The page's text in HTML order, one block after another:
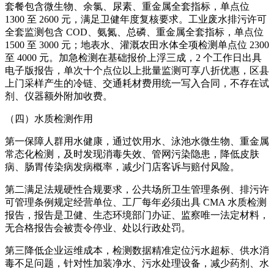
套餐包含微生物、余氯、尿素、重金属全套指标，单点位
1300 至 2600 元，满足卫健年度复核要求。工业废水排污许可
全套监测包含 COD、氨氮、总磷、重金属全套指标，单点位
1500 至 3000 元；地表水、灌溉农田水体全项检测单点位 2300
至 4000 元。加急检测在基础报价上浮三成，2 个工作日出具
电子版报告，单次十个点位以上批量监测可享八折优惠，区县
上门采样产生的冷链、交通耗材费用统一写入合同，不存在试
剂、仪器额外附加收费。
（四）水质检测作用
第一保障人群用水健康，通过饮用水、泳池水微生物、重金属
常态化检测，及时发现消毒失效、管网污染隐患，降低皮肤
病、肠胃传染病发病概率，减少门店客诉与赔付风险。
第二满足法规硬性合规要求，公共场所卫生管理条例、排污许
可管理条例规定经营单位、工厂每年必须出具 CMA 水质检测
报告，报告是卫健、生态环境部门办证、监察唯一法定材料，
无合格报告会被责令停业、处以行政处罚。
第三降低企业运维成本，检测数据精准定位污水超标、供水消
毒不足问题，针对性加装净水、污水处理设备，减少药剂、水